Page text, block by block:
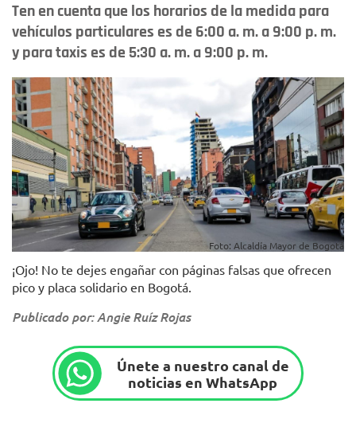
Ten en cuenta que los horarios de la medida para
vehículos particulares es de 6:00 a. m. a 9:00 p. m.
y para taxis es de 5:30 a. m. a 9:00 p. m.
Foto: Alcaldía Mayor de Bogotá
¡Ojo! No te dejes engañar con páginas falsas que ofrecen
pico y placa solidario en Bogotá.
Publicado por: Angie Ruíz Rojas
Únete a nuestro canal de
noticias en WhatsApp